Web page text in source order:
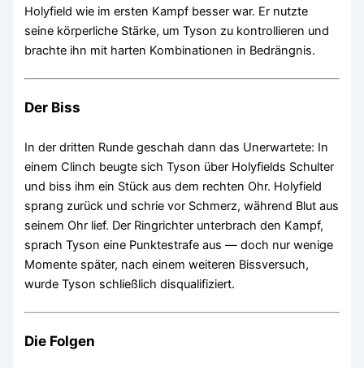
Holyfield wie im ersten Kampf besser war. Er nutzte
seine körperliche Stärke, um Tyson zu kontrollieren und
brachte ihn mit harten Kombinationen in Bedrängnis.
Der Biss
In der dritten Runde geschah dann das Unerwartete: In
einem Clinch beugte sich Tyson über Holyfields Schulter
und biss ihm ein Stück aus dem rechten Ohr. Holyfield
sprang zurück und schrie vor Schmerz, während Blut aus
seinem Ohr lief. Der Ringrichter unterbrach den Kampf,
sprach Tyson eine Punktestrafe aus — doch nur wenige
Momente später, nach einem weiteren Bissversuch,
wurde Tyson schließlich disqualifiziert.
Die Folgen